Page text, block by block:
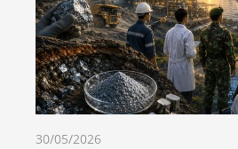
30/05/2026